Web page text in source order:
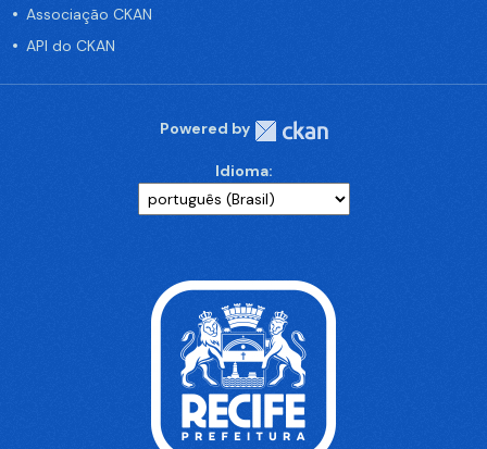
Associação CKAN
API do CKAN
Powered by
Idioma